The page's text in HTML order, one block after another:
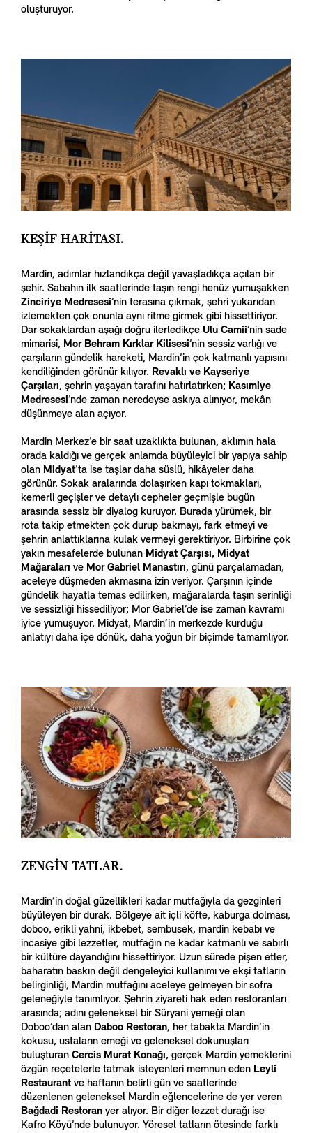
oluşturuyor.
KEŞİF HARİTASI.
Mardin, adımlar hızlandıkça değil yavaşladıkça açılan bir
şehir. Sabahın ilk saatlerinde taşın rengi henüz yumuşakken
Zinciriye Medresesi’nin terasına çıkmak, şehri yukarıdan
izlemekten çok onunla aynı ritme girmek gibi hissettiriyor.
Dar sokaklardan aşağı doğru ilerledikçe Ulu Camii’nin sade
mimarisi, Mor Behram Kırklar Kilisesi’nin sessiz varlığı ve
çarşıların gündelik hareketi, Mardin’in çok katmanlı yapısını
kendiliğinden görünür kılıyor. Revaklı ve Kayseriye
Çarşıları, şehrin yaşayan tarafını hatırlatırken; Kasımiye
Medresesi’nde zaman neredeyse askıya alınıyor, mekân
düşünmeye alan açıyor.
Mardin Merkez’e bir saat uzaklıkta bulunan, aklımın hala
orada kaldığı ve gerçek anlamda büyüleyici bir yapıya sahip
olan Midyat’ta ise taşlar daha süslü, hikâyeler daha
görünür. Sokak aralarında dolaşırken kapı tokmakları,
kemerli geçişler ve detaylı cepheler geçmişle bugün
arasında sessiz bir diyalog kuruyor. Burada yürümek, bir
rota takip etmekten çok durup bakmayı, fark etmeyi ve
şehrin anlattıklarına kulak vermeyi gerektiriyor. Birbirine çok
yakın mesafelerde bulunan Midyat Çarşısı, Midyat
Mağaraları ve Mor Gabriel Manastırı, günü parçalamadan,
aceleye düşmeden akmasına izin veriyor. Çarşının içinde
gündelik hayatla temas edilirken, mağaralarda taşın serinliği
ve sessizliği hissediliyor; Mor Gabriel’de ise zaman kavramı
iyice yumuşuyor. Midyat, Mardin’in merkezde kurduğu
anlatıyı daha içe dönük, daha yoğun bir biçimde tamamlıyor.
ZENGİN TATLAR.
Mardin’in doğal güzellikleri kadar mutfağıyla da gezginleri
büyüleyen bir durak. Bölgeye ait içli köfte, kaburga dolması,
doboo, erikli yahni, ikbebet, sembusek, mardin kebabı ve
incasiye gibi lezzetler, mutfağın ne kadar katmanlı ve sabırlı
bir kültüre dayandığını hissettiriyor. Uzun sürede pişen etler,
baharatın baskın değil dengeleyici kullanımı ve ekşi tatların
belirginliği, Mardin mutfağını aceleye gelmeyen bir sofra
geleneğiyle tanımlıyor. Şehrin ziyareti hak eden restoranları
arasında; adını geleneksel bir Süryani yemeği olan
Doboo’dan alan Daboo Restoran, her tabakta Mardin’in
kokusu, ustaların emeği ve geleneksel dokunuşları
buluşturan Cercis Murat Konağı, gerçek Mardin yemeklerini
özgün reçetelerle tatmak isteyenleri memnun eden Leyli
Restaurant ve haftanın belirli gün ve saatlerinde
düzenlenen geleneksel Mardin eğlencelerine de yer veren
Bağdadi Restoran yer alıyor. Bir diğer lezzet durağı ise
Kafro Köyü’nde bulunuyor. Yöresel tatların ötesinde farklı